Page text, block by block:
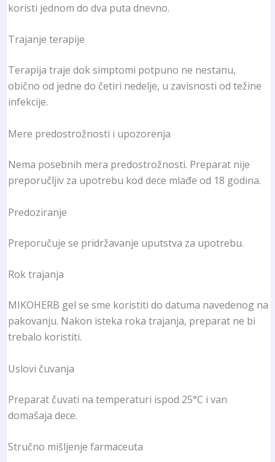
koristi jednom do dva puta dnevno.
Trajanje terapije
Terapija traje dok simptomi potpuno ne nestanu,
obično od jedne do četiri nedelje, u zavisnosti od težine
infekcije.
Mere predostrožnosti i upozorenja
Nema posebnih mera predostrožnosti. Preparat nije
preporučljiv za upotrebu kod dece mlađe od 18 godina.
Predoziranje
Preporučuje se pridržavanje uputstva za upotrebu.
Rok trajanja
MIKOHERB gel se sme koristiti do datuma navedenog na
pakovanju. Nakon isteka roka trajanja, preparat ne bi
trebalo koristiti.
Uslovi čuvanja
Preparat čuvati na temperaturi ispod 25°C i van
domašaja dece.
Stručno mišljenje farmaceuta